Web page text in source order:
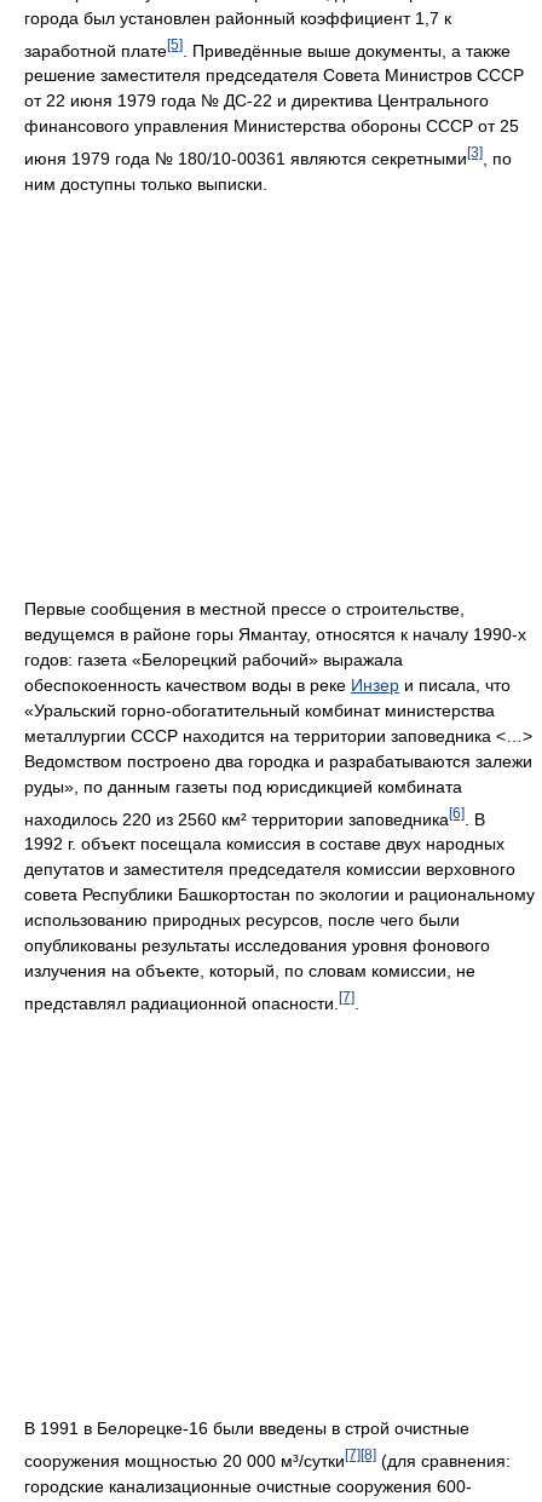
города был установлен районный коэффициент 1,7 к
заработной плате[5]
. Приведённые выше документы, а также
решение заместителя председателя Совета Министров СССР
от 22 июня 1979 года № ДС-22 и директива Центрального
финансового управления Министерства обороны СССР от 25
июня 1979 года № 180/10-00361 являются секретными [3]
, по
ним доступны только выписки.
Первые сообщения в местной прессе о строительстве,
ведущемся в районе горы Ямантау, относятся к началу 1990-х
годов: газета «Белорецкий рабочий» выражала
обеспокоенность качеством воды в реке Инзер и писала, что
«Уральский горно-обогатительный комбинат министерства
металлургии СССР находится на территории заповедника <…>
Ведомством построено два городка и разрабатываются залежи
руды», по данным газеты под юрисдикцией комбината
находилось 220 из 2560 км² территории заповедника[6]
. В
1992 г. объект посещала комиссия в составе двух народных
депутатов и заместителя председателя комиссии верховного
совета Республики Башкортостан по экологии и рациональному
использованию природных ресурсов, после чего были
опубликованы результаты исследования уровня фонового
излучения на объекте, который, по словам комиссии, не
представлял радиационной опасности. [7]
В 1991 в Белорецке-16 были введены в строй очистные
сооружения мощностью 20 000 м³/сутки [7] [8] (для сравнения:
городские канализационные очистные сооружения 600-